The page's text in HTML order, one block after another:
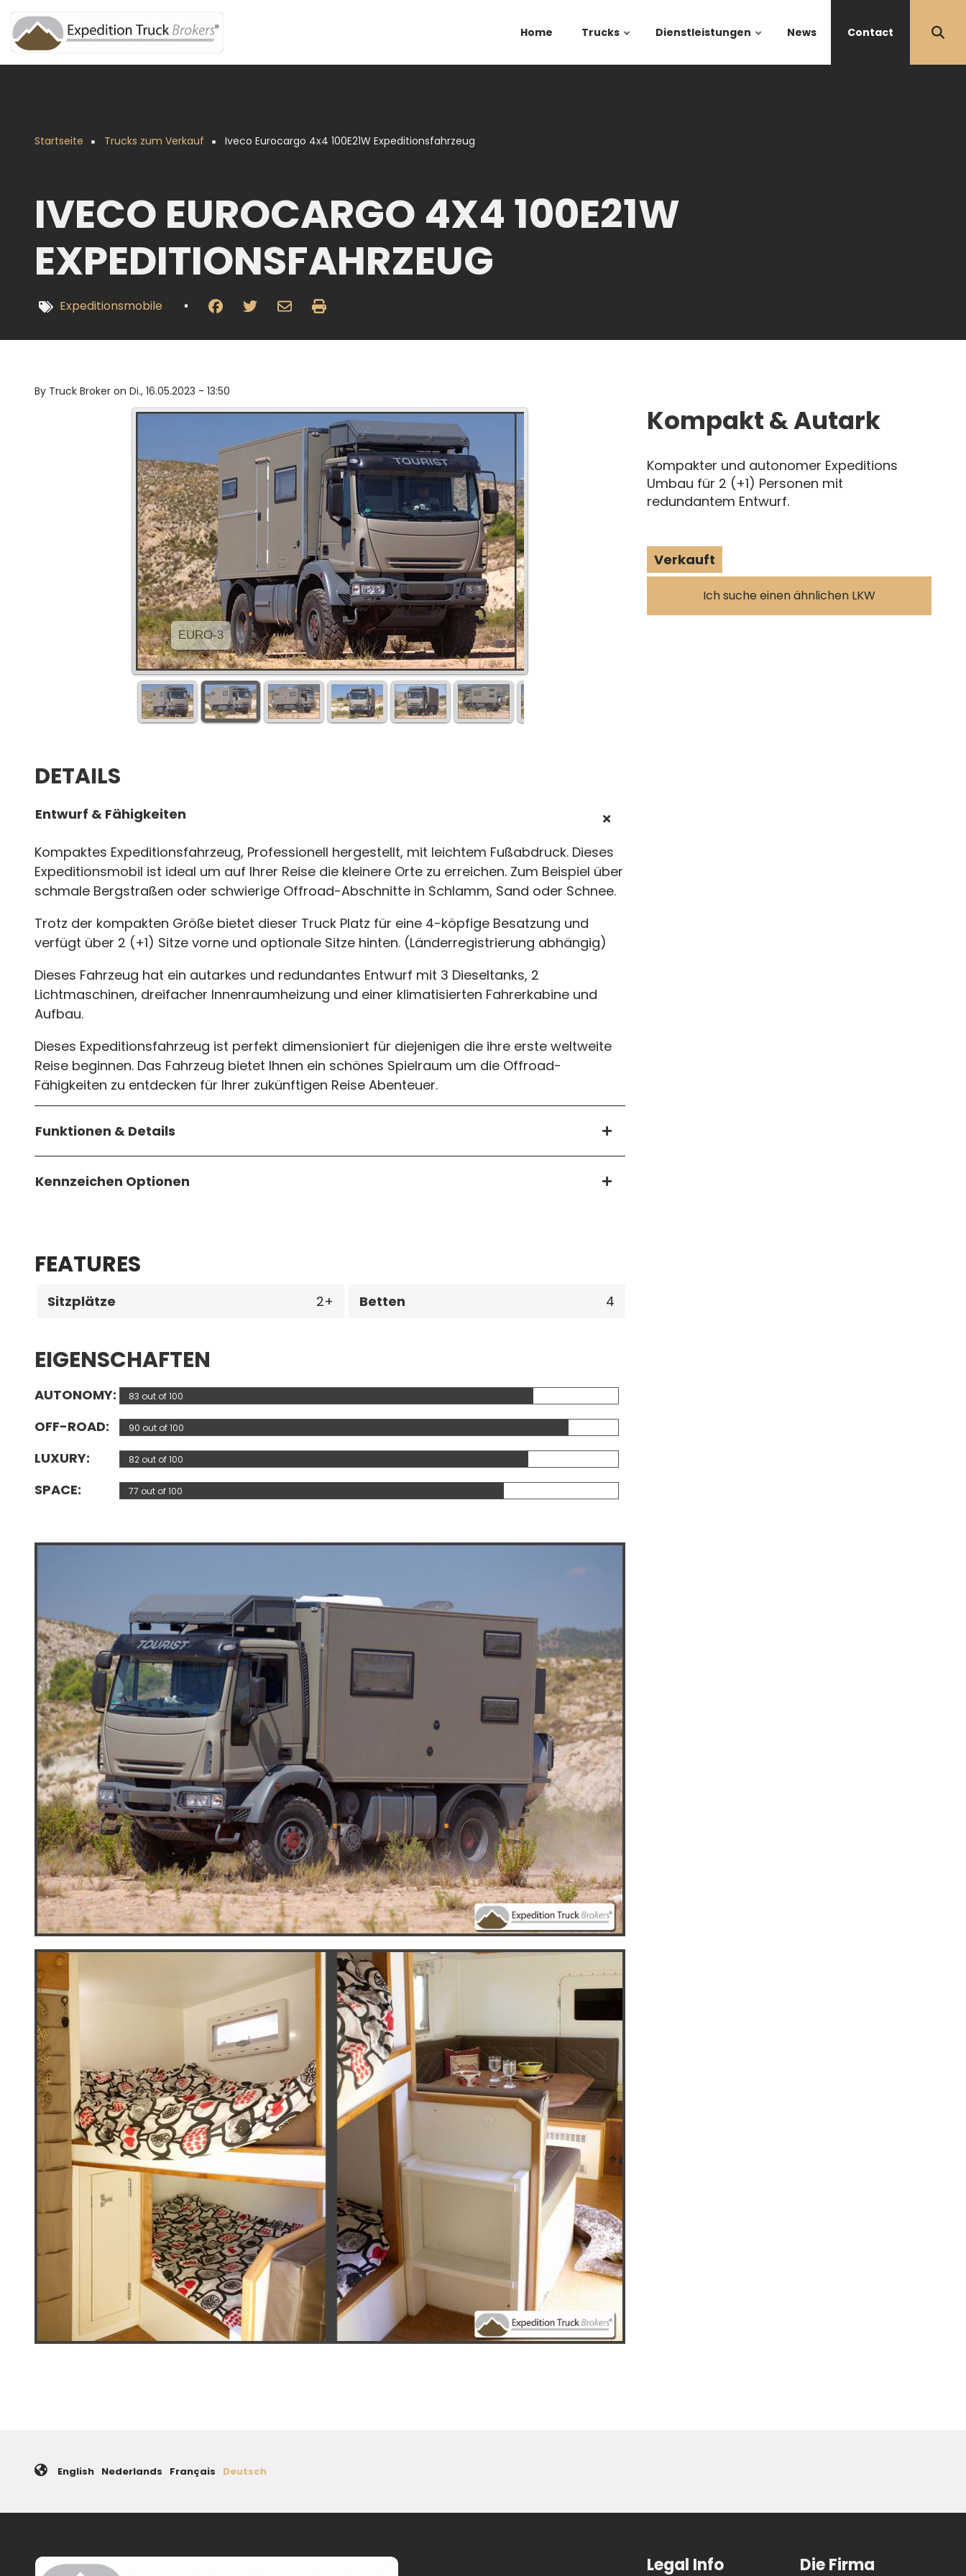
Direkt
zum
Inhalt
Home Trucks Dienstleistungen News Contact
Startseite Trucks zum Verkauf Iveco Eurocargo 4x4 100E21W Expeditionsfahrzeug
IVECO EUROCARGO 4X4 100E21W
EXPEDITIONSFAHRZEUG
Expeditionsmobile
By Truck Broker on Di., 16.05.2023 - 13:50
Kompakt & Autark
Kompakter und autonomer Expeditions
Umbau für 2 (+1) Personen mit
redundantem Entwurf.
Verkauft
Ich suche einen ähnlichen LKW
DETAILS
Entwurf & Fähigkeiten
Kompaktes Expeditionsfahrzeug, Professionell hergestellt, mit leichtem Fußabdruck. Dieses
Expeditionsmobil ist ideal um auf Ihrer Reise die kleinere Orte zu erreichen. Zum Beispiel über
schmale Bergstraßen oder schwierige Offroad-Abschnitte in Schlamm, Sand oder Schnee.
Trotz der kompakten Größe bietet dieser Truck Platz für eine 4-köpfige Besatzung und
verfügt über 2 (+1) Sitze vorne und optionale Sitze hinten. (Länderregistrierung abhängig)
Dieses Fahrzeug hat ein autarkes und redundantes Entwurf mit 3 Dieseltanks, 2
Lichtmaschinen, dreifacher Innenraumheizung und einer klimatisierten Fahrerkabine und
Aufbau.
Dieses Expeditionsfahrzeug ist perfekt dimensioniert für diejenigen die ihre erste weltweite
Reise beginnen. Das Fahrzeug bietet Ihnen ein schönes Spielraum um die Offroad-
Fähigkeiten zu entdecken für Ihrer zukünftigen Reise Abenteuer.
Funktionen & Details
Kennzeichen Optionen
FEATURES
Sitzplätze 2 Betten 4
EIGENSCHAFTEN
AUTONOMY 83 out of 100
OFF-ROAD 90 out of 100
LUXURY 82 out of 100
SPACE 77 out of 100
English Nederlands Français Deutsch
Legal Info Die Firma